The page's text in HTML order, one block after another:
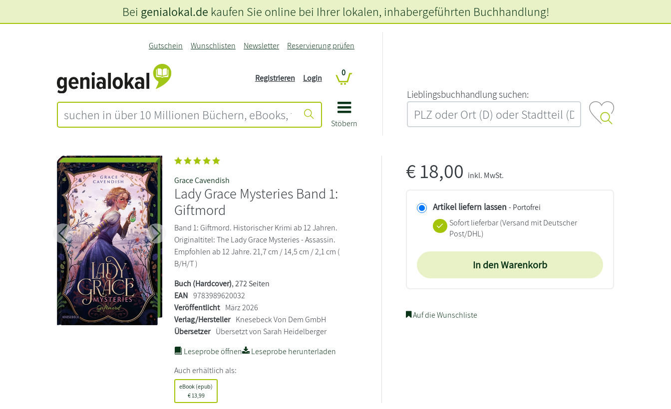
Stöbern
Gutschein Wunschlisten Newsletter Reservierung prüfen
Registrieren Login
0
L‍i‍e‍b‍l‍i‍n‍g‍s‍b‍u‍c‍h‍h‍a‍n‍d‍l‍u‍n‍g‍ ‍s‍u‍c‍h‍e‍n‍:‍
Bei genialokal.de kaufen Sie online bei Ihrer lokalen, inhabergeführten Buchhandlung!
Zurück Weiter
Grace Cavendish
Lady Grace Mysteries Band 1:
Giftmord
Band 1: Giftmord. Historischer Krimi ab 12 Jahren.
Originaltitel: The Lady Grace Mysteries - Assassin.
Empfohlen ab 12 Jahre. 21,7 cm / 14,5 cm / 2,1 cm (
B/H/T )
Buch (Hardcover), 272 Seiten
EAN 9783989620032
Veröffentlicht März 2026
Verlag/Hersteller Knesebeck Von Dem GmbH
Übersetzer Übersetzt von Sarah Heidelberger
Leseprobe öffnen
Leseprobe herunterladen
Auch erhältlich als:
eBook (epub)
€13,99
€18,00 inkl. MwSt.
Artikel liefern lassen - Portofrei
Sofort lieferbar(Versand mit Deutscher
Post/DHL)
In den Warenkorb
Auf die Wunschliste